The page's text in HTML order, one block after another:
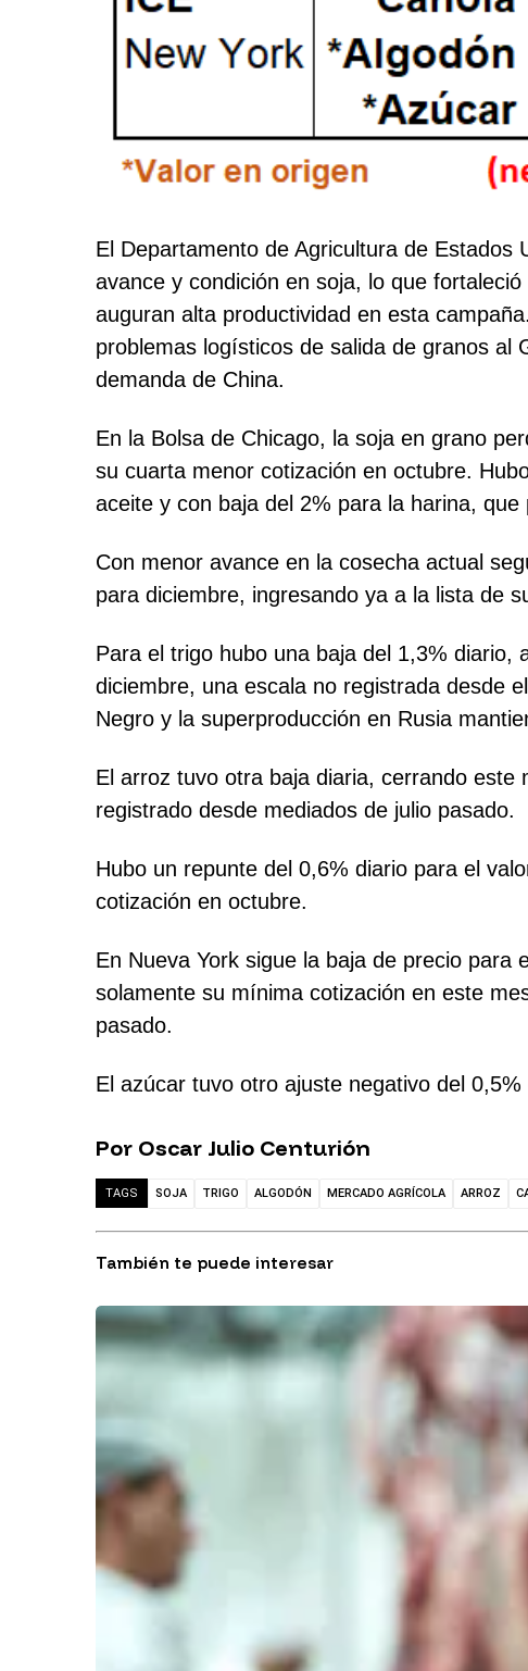
El Departamento de Agricultura de Estados
avance y condición en soja, lo que
auguran alta productividad en esta
problemas logísticos de salida de granos al
demanda de China.
En la Bolsa de Chicago, la soja en grano
su cuarta menor cotización en octubre.
aceite y con baja del 2% para la harina,
Con menor avance en la cosecha actual
para diciembre, ingresando ya a la lista de
Para el trigo hubo una baja del 1,3%
diciembre, una escala no registrada desde
Negro y la superproducción en Rusia
El arroz tuvo otra baja diaria, cerrando
registrado desde mediados de julio pasado.
Hubo un repunte del 0,6% diario para el
cotización en octubre.
En Nueva York sigue la baja de precio
solamente su mínima cotización en este
pasado.
El azúcar tuvo otro ajuste negativo del
Por Oscar Julio Centurión
TAGS SOJA TRIGO ALGODÓN MERCADO AGRÍCOLA ARROZ
También te puede interesar